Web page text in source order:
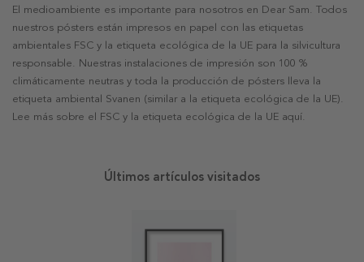
El medioambiente es importante para nosotros en Dear Sam. Todos
nuestros pósters están impresos en papel con las etiquetas
ambientales FSC y la etiqueta ecológica de la UE para la silvicultura
responsable. Nuestras instalaciones de impresión son 100 %
climáticamente neutras y toda la producción de pósters lleva la
etiqueta ambiental Svanen (similar a la etiqueta ecológica de la UE).
Lee más sobre el FSC y la etiqueta ecológica de la UE aquí.
Últimos artículos visitados